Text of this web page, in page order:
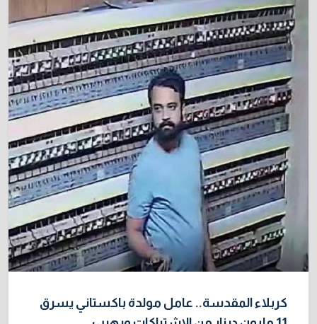
31/07/2026
9
خطر "إيبولا" يتضاعف.. ارتفاع عدد الإصابات
بالفيروس إلى 3748
3/08/2026
10 نائبة تحذر من اضطرابات بسبب تأخّر دفع رواتب
الموظفين
4/08/2026
كربلاء المقدسة.. عامل مولدة باكستاني يسرق